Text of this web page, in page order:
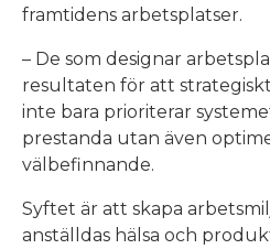
framtidens arbetsplatser.
– De som designar
resultaten för att
inte bara prioriterar
prestanda utan även
välbefinnande.
Syftet är att skapa
anställdas hälsa och